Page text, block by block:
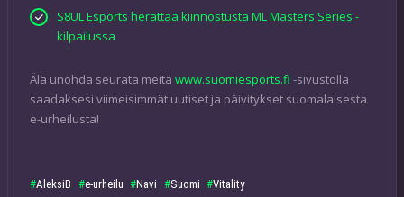
S8UL Esports herättää kiinnostusta ML Masters Series -
kilpailussa
Älä unohda seurata meitä www.suomiesports.fi -sivustolla
saadaksesi viimeisimmät uutiset ja päivitykset suomalaisesta
e-urheilusta!
AleksiB e-urheilu Navi Suomi Vitality